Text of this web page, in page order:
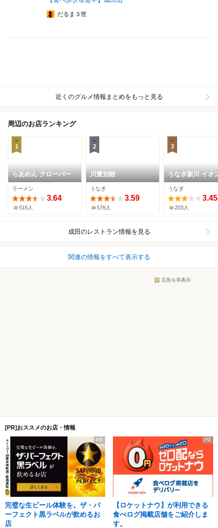
だるま３世
近くのグルメ情報まとめをもっと見る
周辺のお店ランキング
1
らあめん クローバー
ラーメン
3.64
516人
2
川豊別館
うなぎ
3.59
576人
3
うなぎ新川 イオ
ウン成田富里店
うなぎ
3.45
203人
成田 のレストラン情報を見る
関連の情報をすべて表示する
広告を非表示
[PR]おススメのお店・情報
PR
完璧な生ビール体験を。ザ・パ
ーフェクト黒ラベルが飲めるお
店
PR
【ロケットナウ】が利用できる
食べログ掲載店舗をご紹介しま
す。